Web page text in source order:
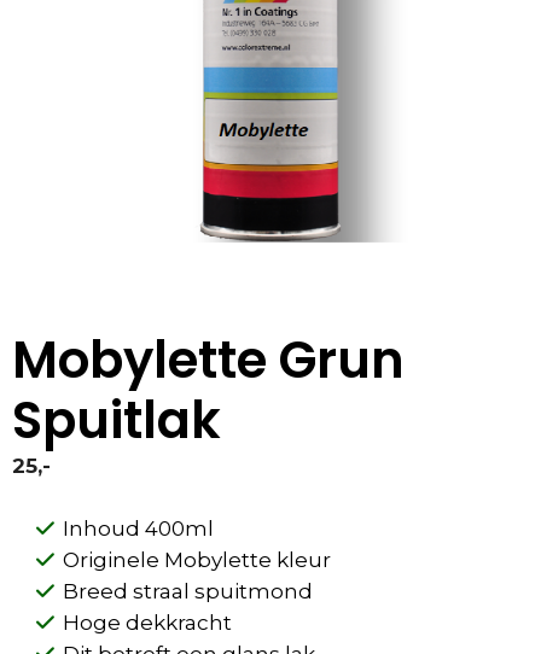
Mobylette Grun
Spuitlak
25,-
Inhoud 400ml
Originele Mobylette kleur
Breed straal spuitmond
Hoge dekkracht